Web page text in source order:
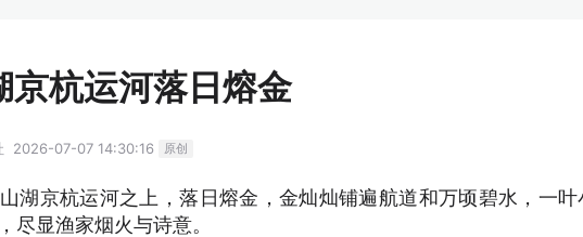
京杭运河落日熔金
2026-07-07 14:30:16 原创
湖京杭运河之上，落日熔金，金灿灿铺遍航道和万顷碧水，一
尽显渔家烟火与诗意。